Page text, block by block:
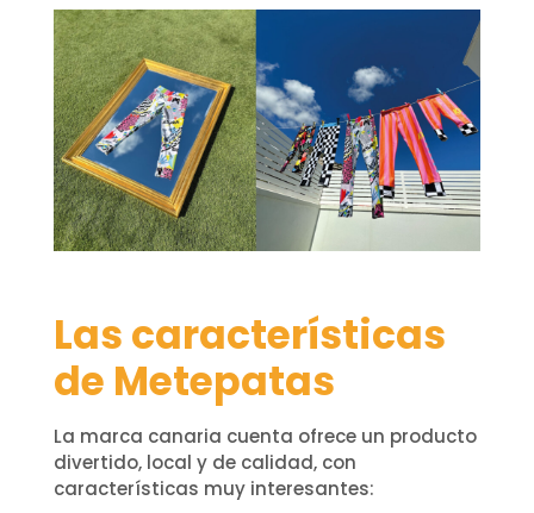
Las características
de Metepatas
La marca canaria cuenta ofrece un producto
divertido, local y de calidad, con
características muy interesantes: